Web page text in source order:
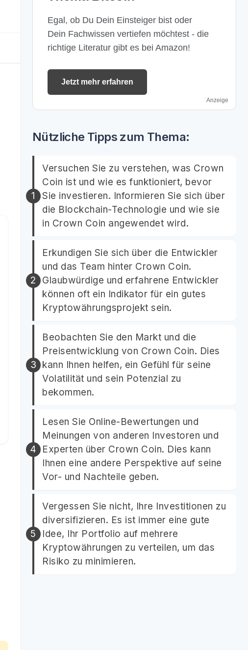
Egal, ob Du Dein Einsteiger bist oder
Dein Fachwissen vertiefen möchtest - die
richtige Literatur gibt es bei Amazon!
Jetzt mehr erfahren
Anzeige
Nützliche Tipps zum Thema:
Versuchen Sie zu verstehen, was Crown
Coin ist und wie es funktioniert, bevor
Sie investieren. Informieren Sie sich über
die Blockchain-Technologie und wie sie
in Crown Coin angewendet wird.
Erkundigen Sie sich über die Entwickler
und das Team hinter Crown Coin.
Glaubwürdige und erfahrene Entwickler
können oft ein Indikator für ein gutes
Kryptowährungsprojekt sein.
Beobachten Sie den Markt und die
Preisentwicklung von Crown Coin. Dies
kann Ihnen helfen, ein Gefühl für seine
Volatilität und sein Potenzial zu
bekommen.
Lesen Sie Online-Bewertungen und
Meinungen von anderen Investoren und
Experten über Crown Coin. Dies kann
Ihnen eine andere Perspektive auf seine
Vor- und Nachteile geben.
Vergessen Sie nicht, Ihre Investitionen zu
diversifizieren. Es ist immer eine gute
Idee, Ihr Portfolio auf mehrere
Kryptowährungen zu verteilen, um das
Risiko zu minimieren.